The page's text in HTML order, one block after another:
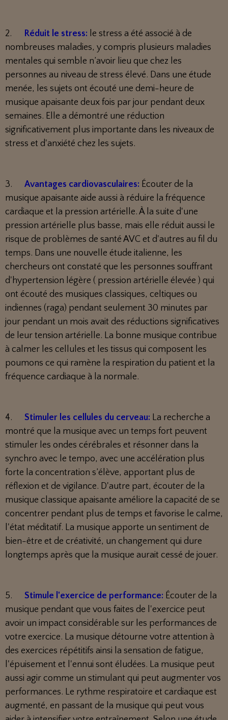
2. Réduit le stress: le stress a été associé à de
nombreuses maladies, y compris plusieurs maladies
mentales qui semble n’avoir lieu que chez les
personnes au niveau de stress élevé. Dans une étude
menée, les sujets ont écouté une demi-heure de
musique apaisante deux fois par jour pendant deux
semaines. Elle a démontré une réduction
significativement plus importante dans les niveaux de
stress et d'anxiété chez les sujets.
3. Avantages cardiovasculaires: Écouter de la
musique apaisante aide aussi à réduire la fréquence
cardiaque et la pression artérielle. À la suite d'une
pression artérielle plus basse, mais elle réduit aussi le
risque de problèmes de santé AVC et d'autres au fil du
temps. Dans une nouvelle étude italienne, les
chercheurs ont constaté que les personnes souffrant
d'hypertension légère ( pression artérielle élevée ) qui
ont écouté des musiques classiques, celtiques ou
indiennes (raga) pendant seulement 30 minutes par
jour pendant un mois avait des réductions significatives
de leur tension artérielle. La bonne musique contribue
à calmer les cellules et les tissus qui composent les
poumons ce qui ramène la respiration du patient et la
fréquence cardiaque à la normale.
4. Stimuler les cellules du cerveau: La recherche a
montré que la musique avec un temps fort peuvent
stimuler les ondes cérébrales et résonner dans la
synchro avec le tempo, avec une accélération plus
forte la concentration s’élève, apportant plus de
réflexion et de vigilance. D'autre part, écouter de la
musique classique apaisante améliore la capacité de se
concentrer pendant plus de temps et favorise le calme,
l'état méditatif. La musique apporte un sentiment de
bien-être et de créativité, un changement qui dure
longtemps après que la musique aurait cessé de jouer.
5. Stimule l'exercice de performance: Écouter de la
musique pendant que vous faites de l'exercice peut
avoir un impact considérable sur les performances de
votre exercice. La musique détourne votre attention à
des exercices répétitifs ainsi la sensation de fatigue,
l'épuisement et l'ennui sont éludées. La musique peut
aussi agir comme un stimulant qui peut augmenter vos
performances. Le rythme respiratoire et cardiaque est
augmenté, en passant de la musique qui peut vous